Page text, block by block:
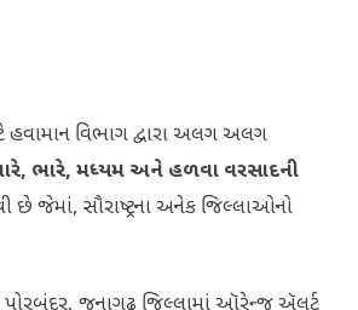
વિભાગ દ્વારા અલગ અલગ
, ભારે, મધ્યમ અને હળવા વરસાદની
છે જેમાં, સૌરાષ્ટ્રના અનેક જિલ્લાઓનો